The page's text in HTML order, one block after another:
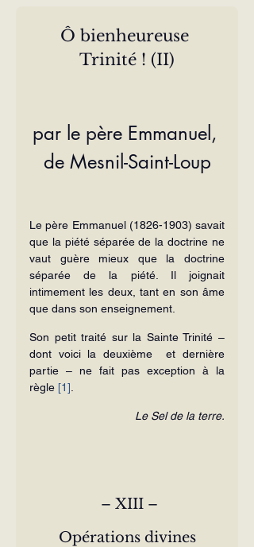
Ô bienheureuse
Trinité ! (II)
par le père Emmanuel,
de Mesnil-Saint-Loup
Le père Emmanuel (1826-1903) savait
que la piété séparée de la doctrine ne
vaut guère mieux que la doctrine
séparée de la piété. Il joignait
intimement les deux, tant en son âme
que dans son ensei­gnement.
Son petit traité sur la Sainte Trinité –
dont voici la deuxième  et dernière
partie – ne fait pas exception à la
règle [1]
Le Sel de la terre.
– XIII –
Opérations divines